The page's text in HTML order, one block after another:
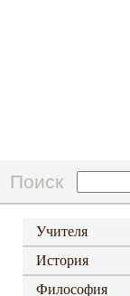
Учителя
История
Философия